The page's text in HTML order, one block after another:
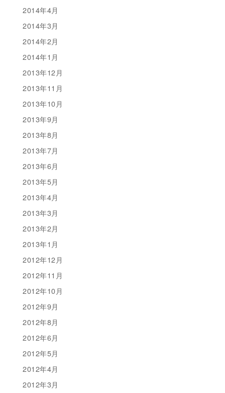
2014年4月
2014年3月
2014年2月
2014年1月
2013年12月
2013年11月
2013年10月
2013年9月
2013年8月
2013年7月
2013年6月
2013年5月
2013年4月
2013年3月
2013年2月
2013年1月
2012年12月
2012年11月
2012年10月
2012年9月
2012年8月
2012年6月
2012年5月
2012年4月
2012年3月